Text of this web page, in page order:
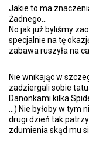
Jakie to ma
Żadnego...
No jak już byliśmy
specjalnie na tę
zabawa ruszyła na
Nie wnikając w
zadziergali sobie
Danonkami kilka
...) Nie byłoby w
drugi dzień tak
zdumienia skąd mu